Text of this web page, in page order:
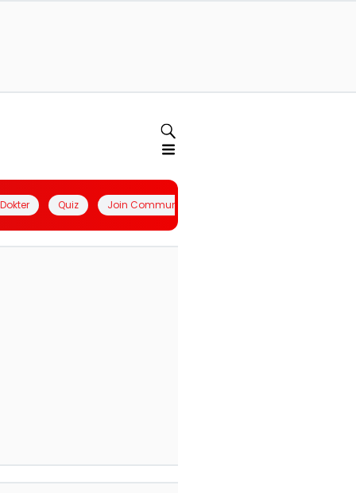
Quiz Join Community